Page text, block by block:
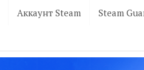
Аккаунт Steam Steam